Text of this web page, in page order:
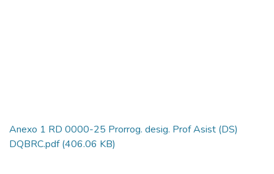
Anexo 1 RD 0000-25 Prorrog. desig. Prof Asist (DS)
DQBRC.pdf(406.06 KB)